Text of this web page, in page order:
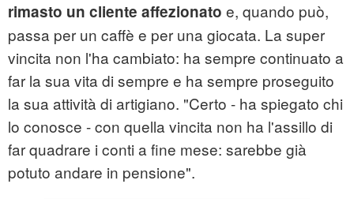
rimasto un cliente affezionato e, quando può,
passa per un caffè e per una giocata. La super
vincita non l'ha cambiato: ha sempre continuato a
far la sua vita di sempre e ha sempre proseguito
la sua attività di artigiano. "Certo - ha spiegato chi
lo conosce - con quella vincita non ha l'assillo di
far quadrare i conti a fine mese: sarebbe già
potuto andare in pensione".